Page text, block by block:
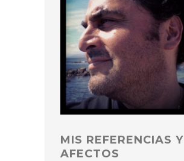
MIS REFERENCIAS Y
AFECTOS